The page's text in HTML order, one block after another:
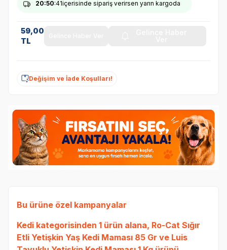
20:50:41içerisinde sipariş verirsen yarın kargoda
59,00
TL
Değişim ve İade Koşulları!
Bu ürüne özel kampanyalar
Kedi kategorisinden 1 ürün alana, Ro-Cat Sığır
Etli Yetişkin Yaş Kedi Maması 85 Gr ve Luis